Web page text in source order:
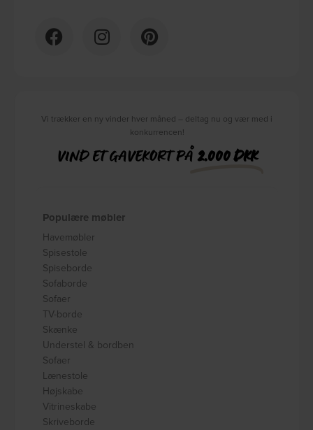
Vi trækker en ny vinder hver måned – deltag nu og vær med i
konkurrencen!
VIND ET GAVEKORT PÅ2.000 DKK
Populære møbler
Havemøbler
Spisestole
Spiseborde
Sofaborde
Sofaer
TV-borde
Skænke
Understel & bordben
Sofaer
Lænestole
Højskabe
Vitrineskabe
Skriveborde